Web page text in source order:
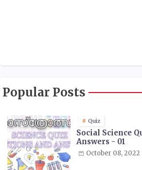
Popular Posts
Quiz
Social Science
Answers - 01
October 08, 2022